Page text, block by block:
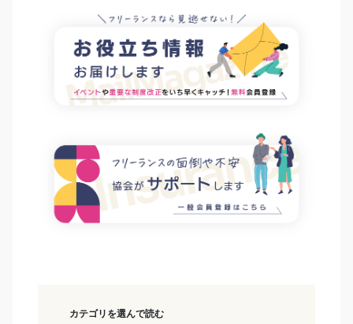
カテゴリを選んで読む